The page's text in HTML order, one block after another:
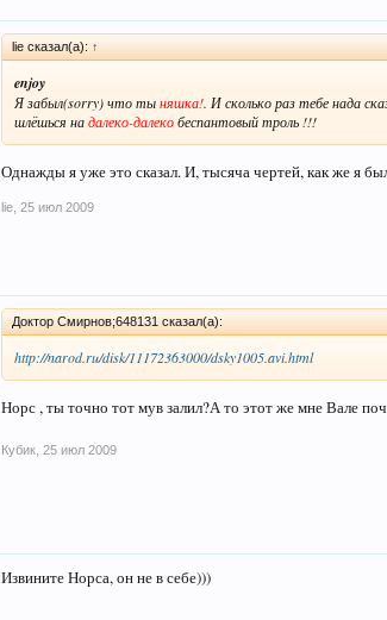
lie сказал(а): ↑
enjoy
Я забыл(sorry) что тыняшка!. И сколько раз тебе нада
шлёшься надалеко-далекобеспантовый троль !!!
Однажды я уже это сказал. И, тысяча чертей, как же я
lie 25 июл 2009
Доктор Смирнов;648131 сказал(а):
http://narod.ru/disk/11172363000/dsky1005.avi.html
Норс , ты точно тот мув залил?А то этот же мне Вале
Кубик 25 июл 2009
Извините Норса, он не в себе)))